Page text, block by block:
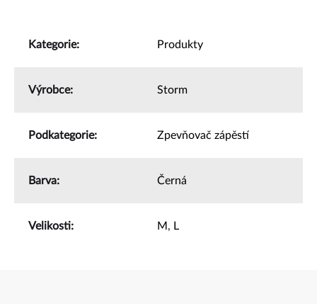
Kategorie: Produkty
Výrobce: Storm
Podkategorie: Zpevňovač zápěstí
Barva: Černá
Velikosti: M , L